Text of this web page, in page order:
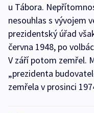
u Tábora.
nesouhlas s vývojem
prezidentský úřad
června 1948, po
V září potom zemřel.
„prezidenta
zemřela v prosinci